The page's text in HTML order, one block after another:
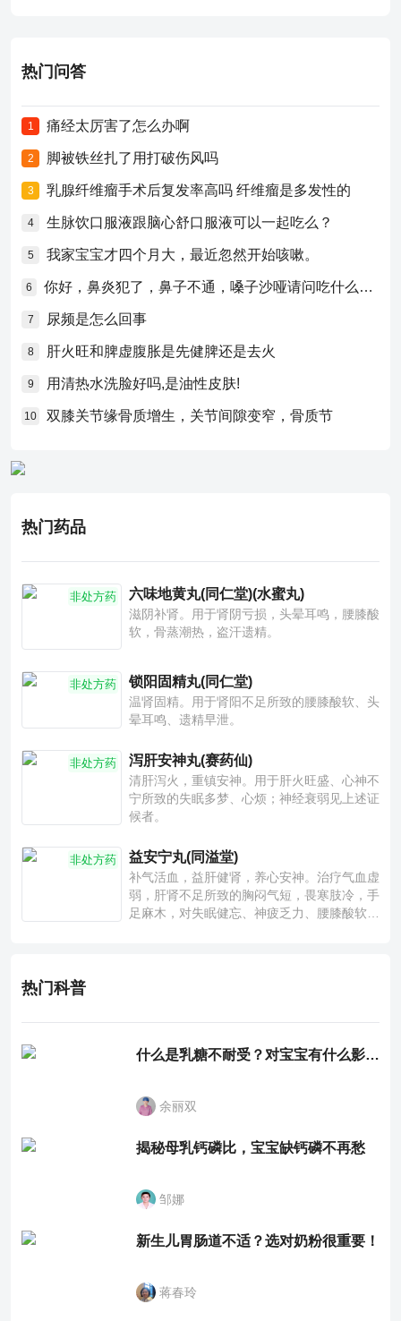
热门问答
1 痛经太厉害了怎么办啊
2 脚被铁丝扎了用打破伤风吗
3 乳腺纤维瘤手术后复发率高吗 纤维瘤是多发性的
4 生脉饮口服液跟脑心舒口服液可以一起吃么？
5 我家宝宝才四个月大，最近忽然开始咳嗽。
6 你好，鼻炎犯了，鼻子不通，嗓子沙哑请问吃什么药比较好？
7 尿频是怎么回事
8 肝火旺和脾虚腹胀是先健脾还是去火
9 用清热水洗脸好吗,是油性皮肤!
10 双膝关节缘骨质增生，关节间隙变窄，骨质节
热门药品
非处方药 六味地黄丸(同仁堂)(水蜜丸)
滋阴补肾。用于肾阴亏损，头晕耳鸣，腰膝酸
软，骨蒸潮热，盗汗遗精。
非处方药 锁阳固精丸(同仁堂)
温肾固精。用于肾阳不足所致的腰膝酸软、头
晕耳鸣、遗精早泄。
非处方药 泻肝安神丸(赛药仙)
清肝泻火，重镇安神。用于肝火旺盛、心神不
宁所致的失眠多梦、心烦；神经衰弱见上述证
候者。
非处方药 益安宁丸(同溢堂)
补气活血，益肝健肾，养心安神。治疗气血虚
弱，肝肾不足所致的胸闷气短，畏寒肢冷，手
足麻木，对失眠健忘、神疲乏力、腰膝酸软也
热门科普
什么是乳糖不耐受？对宝宝有什么影响？
余丽双
揭秘母乳钙磷比，宝宝缺钙磷不再愁
邹娜
新生儿胃肠道不适？选对奶粉很重要！
蒋春玲